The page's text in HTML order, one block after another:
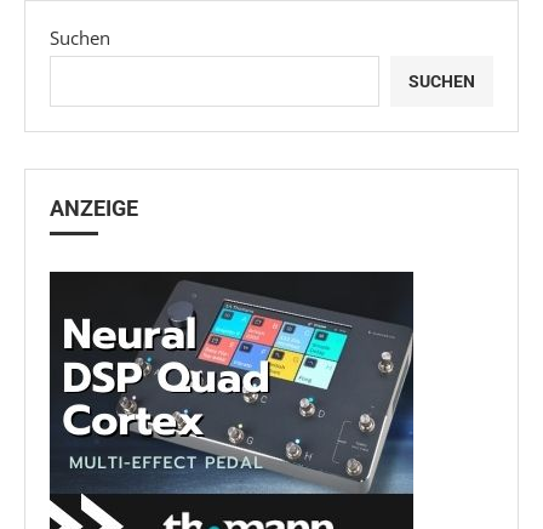
Suchen
SUCHEN
ANZEIGE